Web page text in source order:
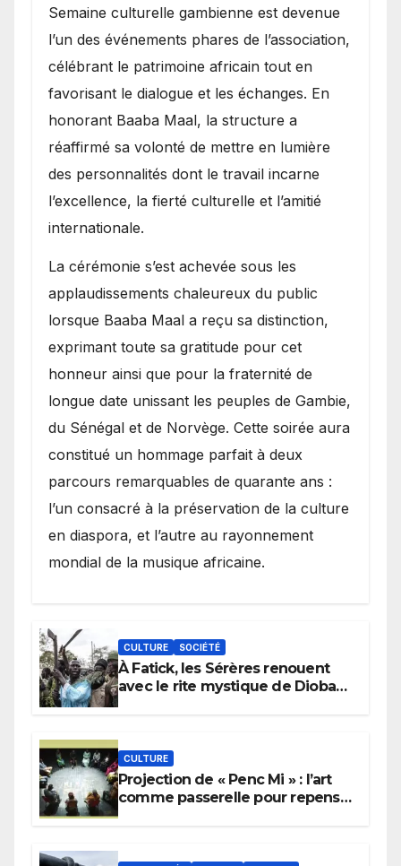
Semaine culturelle gambienne est devenue
l’un des événements phares de l’association,
célébrant le patrimoine africain tout en
favorisant le dialogue et les échanges. En
honorant Baaba Maal, la structure a
réaffirmé sa volonté de mettre en lumière
des personnalités dont le travail incarne
l’excellence, la fierté culturelle et l’amitié
internationale.
​La cérémonie s’est achevée sous les
applaudissements chaleureux du public
lorsque Baaba Maal a reçu sa distinction,
exprimant toute sa gratitude pour cet
honneur ainsi que pour la fraternité de
longue date unissant les peuples de Gambie,
du Sénégal et de Norvège. Cette soirée aura
constitué un hommage parfait à deux
parcours remarquables de quarante ans :
l’un consacré à la préservation de la culture
en diaspora, et l’autre au rayonnement
mondial de la musique africaine.
CULTURE SOCIÉTÉ
À Fatick, les Sérères renouent
avec le rite mystique de Diobaye
CULTURE
Projection de « Penc Mi » : l’art
comme passerelle pour repenser